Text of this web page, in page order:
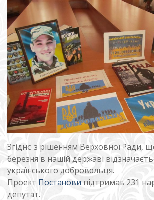
Згідно з рішенням Верховної Ради,
березня в нашій державі
українського добровольця.
Проект Постановипідтримав 231
депутат.